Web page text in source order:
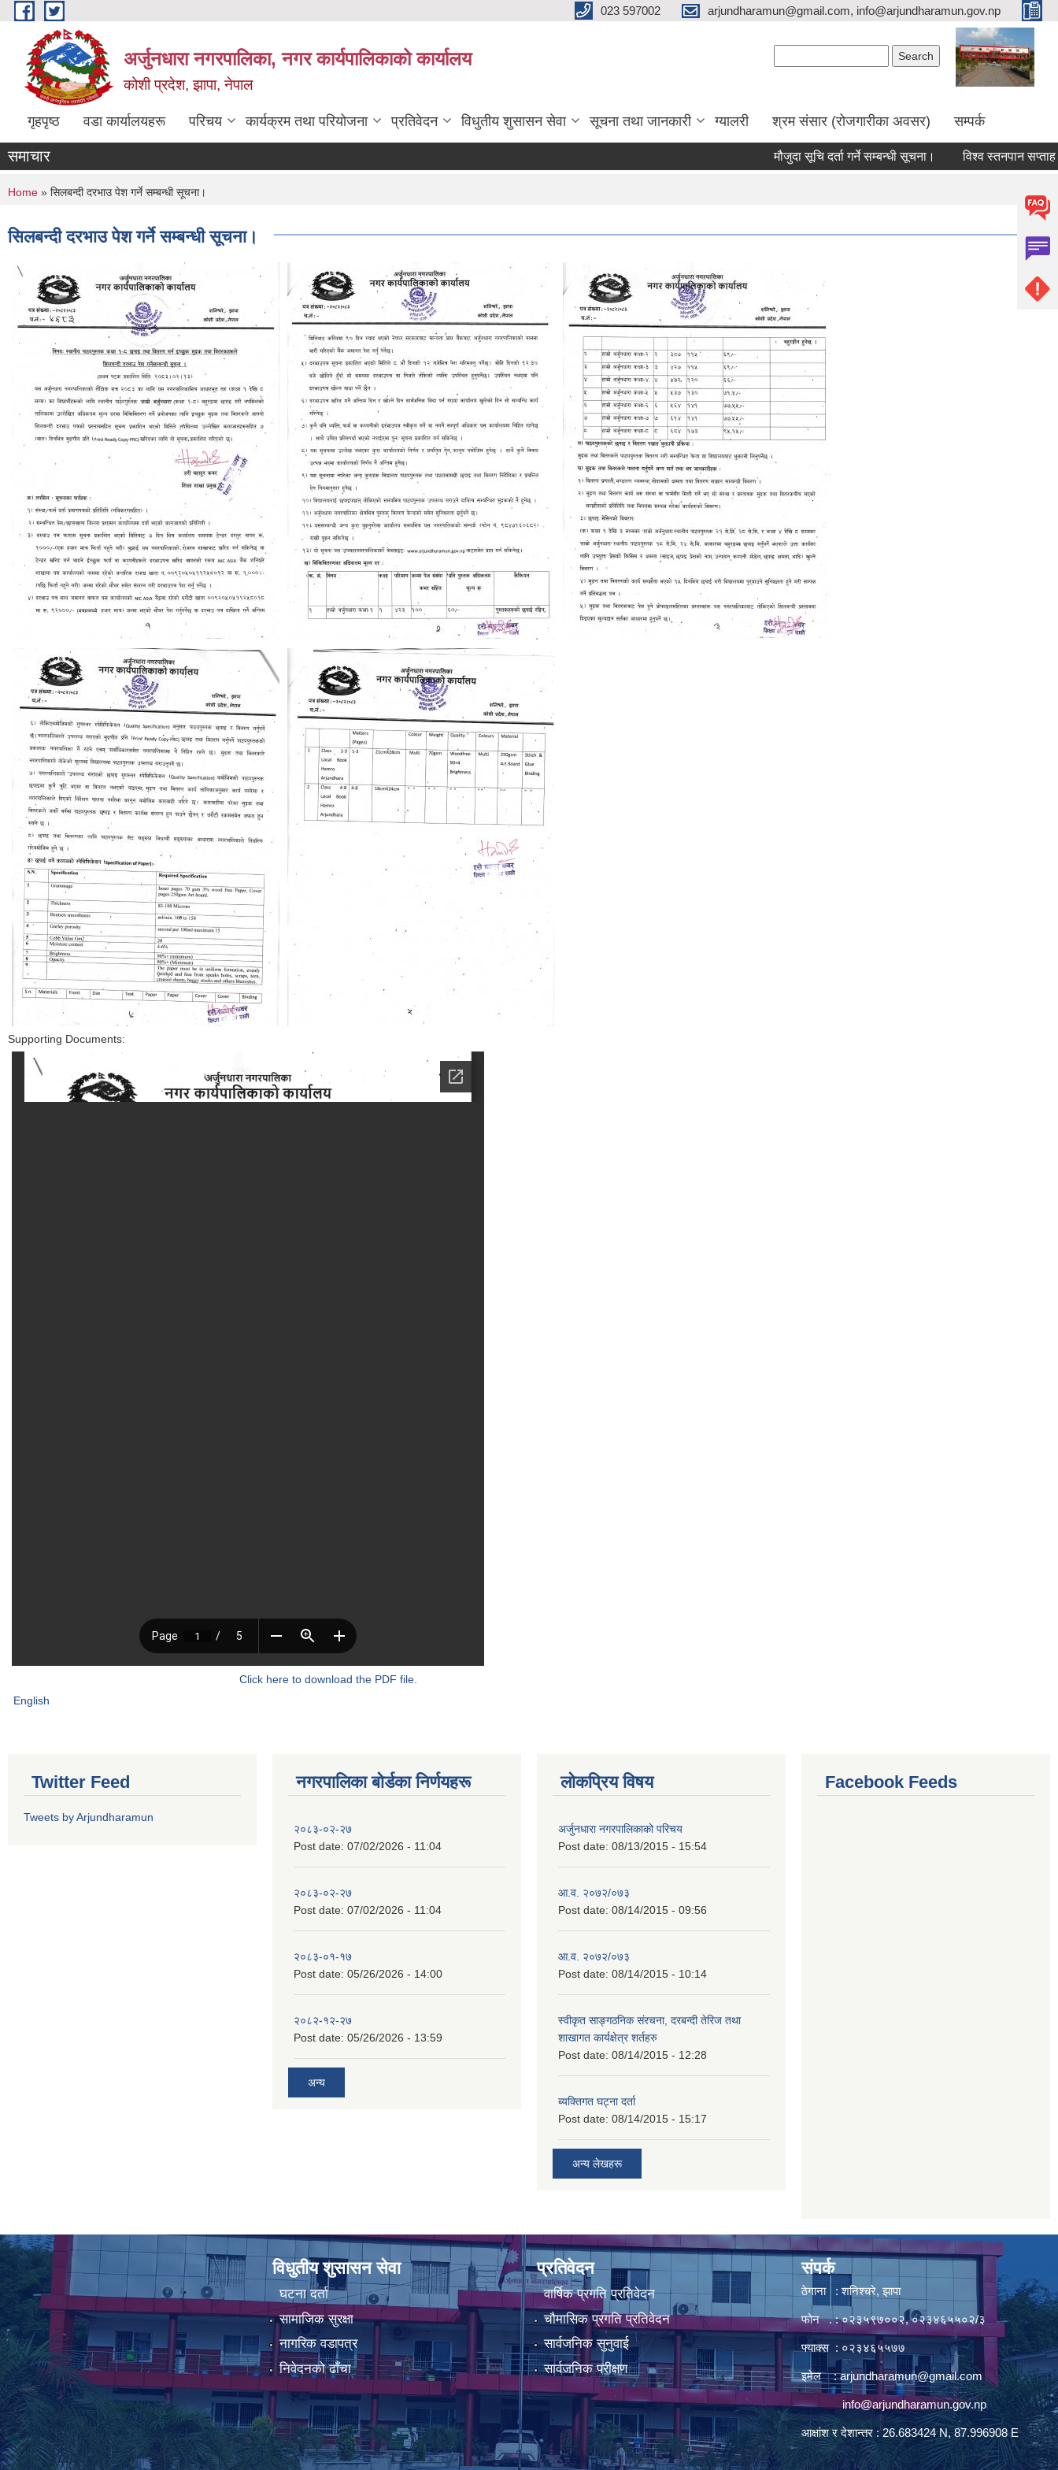
Skip to main content 023 597002 arjundharamun@gmail.com, info@arjundharamun.gov.np
अर्जुनधारा नगरपालिका, नगर कार्यपालिकाको कार्यालय
कोशी प्रदेश, झापा, नेपाल
गृहपृष्ठ वडा कार्यालयहरू परिचय कार्यक्रम तथा परियोजना प्रतिवेदन विधुतीय शुसासन सेवा सूचना तथा जानकारी ग्यालरी श्रम संसार (रोजगारीका अवसर) सम्पर्क
समाचार मौजुदा सूचि दर्ता गर्ने सम्बन्धी सूचना। विश्व स्तनपान सप्ताह
You are here
Home » सिलबन्दी दरभाउ पेश गर्ने सम्बन्धी सूचना।
सिलबन्दी दरभाउ पेश गर्ने सम्बन्धी सूचना।
Supporting Documents:
Click here to download the PDF file.
English
Twitter Feed
Tweets by Arjundharamun
नगरपालिका बाेर्डका निर्णयहरू
२०८३-०२-२७
Post date: 07/02/2026 - 11:04
२०८३-०२-२७
Post date: 07/02/2026 - 11:04
२०८३-०१-१७
Post date: 05/26/2026 - 14:00
२०८२-१२-२७
Post date: 05/26/2026 - 13:59
अन्य
लोकप्रिय विषय
अर्जुनधारा नगरपालिकाको परिचय
Post date: 08/13/2015 - 15:54
आ.व. २०७२/०७३
Post date: 08/14/2015 - 09:56
आ.व. २०७२/०७३
Post date: 08/14/2015 - 10:14
स्वीकृत साङ्गठनिक संरचना, दरबन्दी तेरिज तथा
शाखागत कार्यक्षेत्र शर्तहरु
Post date: 08/14/2015 - 12:28
ब्यक्तिगत घट्ना दर्ता
Post date: 08/14/2015 - 15:17
अन्य लेखहरू
Facebook Feeds
विधुतीय शुसासन सेवा
घटना दर्ता
सामाजिक सुरक्षा
नागरिक वडापत्र
निवेदनको ढाँचा
प्रतिवेदन
वार्षिक प्रगति प्रतिवेदन
चौमासिक प्रगति प्रतिवेदन
सार्वजनिक सुनुवाई
सार्वजनिक परीक्षण
संपर्क
ठेगाना : शनिश्चरे, झापा
फोन . : ०२३५९७००२, ०२३४६५५०२/३
फ्याक्स : ०२३४६५५७७
इमेल :arjundharamun@gmail.com
info@arjundharamun.gov.np
आक्षांश र देशान्तर : 26.683424 N, 87.996908 E